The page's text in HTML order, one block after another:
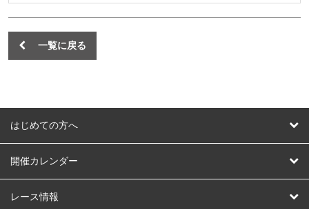
一覧に戻る
はじめての方へ
はじめての方へ
開催カレンダー
競輪
レース情報